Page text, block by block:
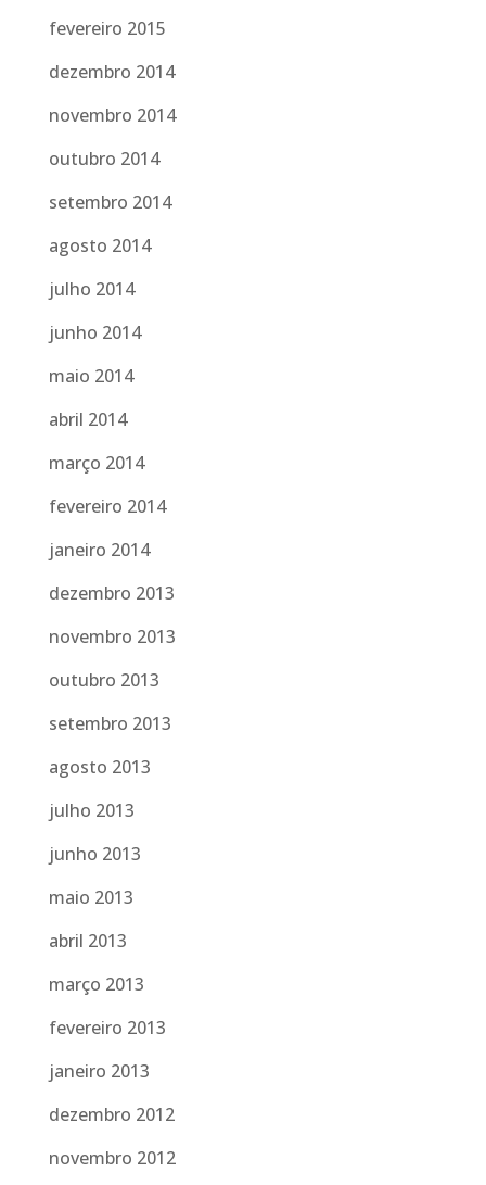
fevereiro 2015
dezembro 2014
novembro 2014
outubro 2014
setembro 2014
agosto 2014
julho 2014
junho 2014
maio 2014
abril 2014
março 2014
fevereiro 2014
janeiro 2014
dezembro 2013
novembro 2013
outubro 2013
setembro 2013
agosto 2013
julho 2013
junho 2013
maio 2013
abril 2013
março 2013
fevereiro 2013
janeiro 2013
dezembro 2012
novembro 2012